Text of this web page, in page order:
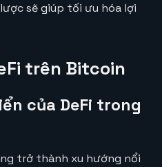
sẽ giúp tối ưu hóa lợi
trên Bitcoin
của DeFi trong
trở thành xu hướng nổi